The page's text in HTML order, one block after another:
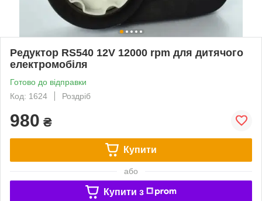
Редуктор RS540 12V 12000 rpm для дитячого
електромобіля
Готово до відправки
Код: 1624
Роздріб
980 ₴
Купити
або
Купити з